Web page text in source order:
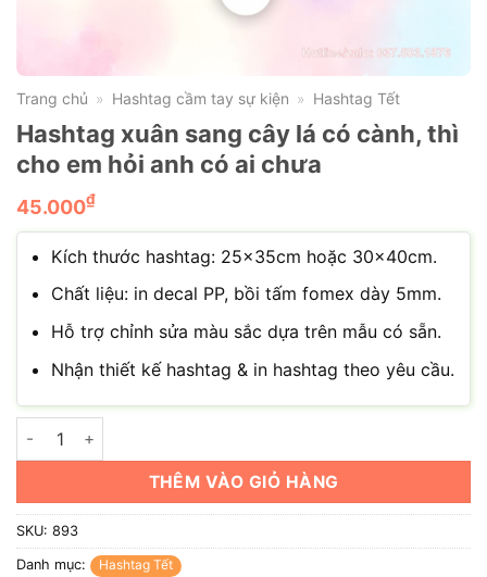
Trang chủ » Hashtag cầm tay sự kiện » Hashtag Tết
Hashtag xuân sang cây lá có cành, thì
cho em hỏi anh có ai chưa
45.000₫
Kích thước hashtag: 25x35cm hoặc 30x40cm.
Chất liệu: in decal PP, bồi tấm fomex dày 5mm.
Hỗ trợ chỉnh sửa màu sắc dựa trên mẫu có sẵn.
Nhận thiết kế hashtag & in hashtag theo yêu cầu.
Hashtag xuân sang cây lá có cành, thì cho em hỏi anh có ai
THÊM VÀO GIỎ HÀNG
SKU: 893
Danh mục: Hashtag Tết